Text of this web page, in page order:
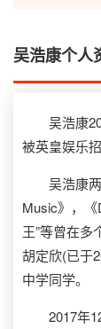
吴浩康个人
吴浩康
被英皇娱乐
吴浩康两
Music》，
王”等曾在多
胡定欣(已于
中学同学。
2017年12